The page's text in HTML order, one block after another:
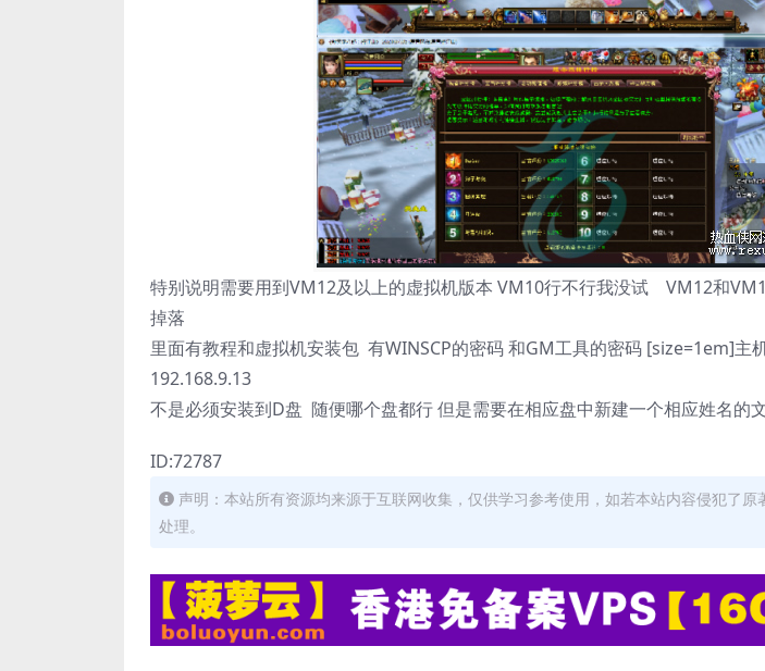
特别说明需要用到VM12及以上的虚拟机版本 VM10行不行我没试 VM12和
掉落
里面有教程和虚拟机安装包 有WINSCP的密码 和GM工具的密码 [size=1em]主
192.168.9.13
不是必须安装到D盘 随便哪个盘都行 但是需要在相应盘中新建一个相应姓名的
ID:72787
声明：本站所有资源均来源于互联网收集，仅供学习参考使用，如若本站内容侵犯了
处理。